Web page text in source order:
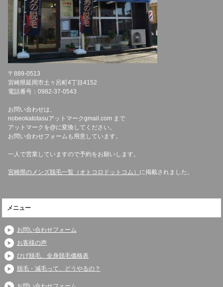
〒889-0513
宮崎県延岡市土々呂町4丁目4152
電話番号：0982-37-0543
お問い合わせは、
nobeokatotasuアットマークgmail.com まで
アットマークを@に変換してください。
お問い合わせフォームも用意しています。
一人で営業していますので予約をお願いします。
宮崎県のメンズ脱毛一覧（オトコロドットコム） に掲載されました。
メニュー
お問い合わせフォーム
お客様の声
ひげ脱毛、全身脱毛価格表
脱毛・減毛って、どうやるの？